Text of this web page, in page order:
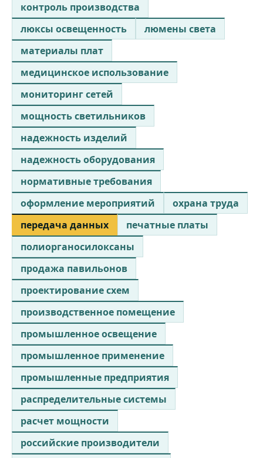
контроль производства
люксы освещенность
люмены света
материалы плат
медицинское использование
мониторинг сетей
мощность светильников
надежность изделий
надежность оборудования
нормативные требования
оформление мероприятий
охрана труда
передача данных
печатные платы
полиорганосилоксаны
продажа павильонов
проектирование схем
производственное помещение
промышленное освещение
промышленное применение
промышленные предприятия
распределительные системы
расчет мощности
российские производители